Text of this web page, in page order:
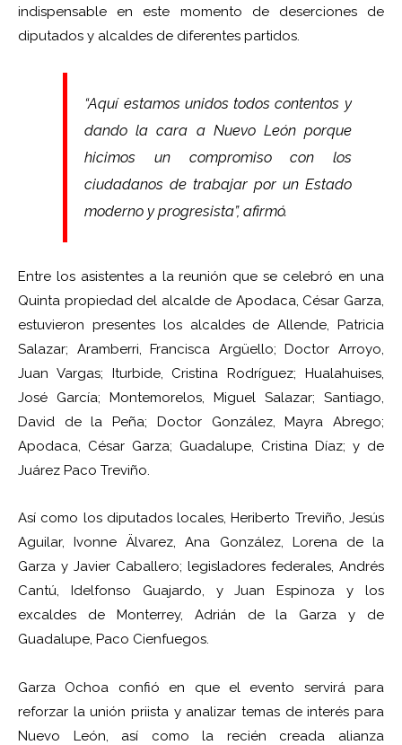
indispensable en este momento de deserciones de
diputados y alcaldes de diferentes partidos.
“Aquí estamos unidos todos contentos y
dando la cara a Nuevo León porque
hicimos un compromiso con los
ciudadanos de trabajar por un Estado
moderno y progresista”, afirmó.
Entre los asistentes a la reunión que se celebró en una
Quinta propiedad del alcalde de Apodaca, César Garza,
estuvieron presentes los alcaldes de Allende, Patricia
Salazar; Aramberri, Francisca Argüello; Doctor Arroyo,
Juan Vargas; Iturbide, Cristina Rodríguez; Hualahuises,
José García; Montemorelos, Miguel Salazar; Santiago,
David de la Peña; Doctor González, Mayra Abrego;
Apodaca, César Garza; Guadalupe, Cristina Díaz; y de
Juárez Paco Treviño.
Así como los diputados locales, Heriberto Treviño, Jesús
Aguilar, Ivonne Älvarez, Ana González, Lorena de la
Garza y Javier Caballero; legisladores federales, Andrés
Cantú, Idelfonso Guajardo, y Juan Espinoza y los
excaldes de Monterrey, Adrián de la Garza y de
Guadalupe, Paco Cienfuegos.
Garza Ochoa confió en que el evento servirá para
reforzar la unión priista y analizar temas de interés para
Nuevo León, así como la recién creada alianza